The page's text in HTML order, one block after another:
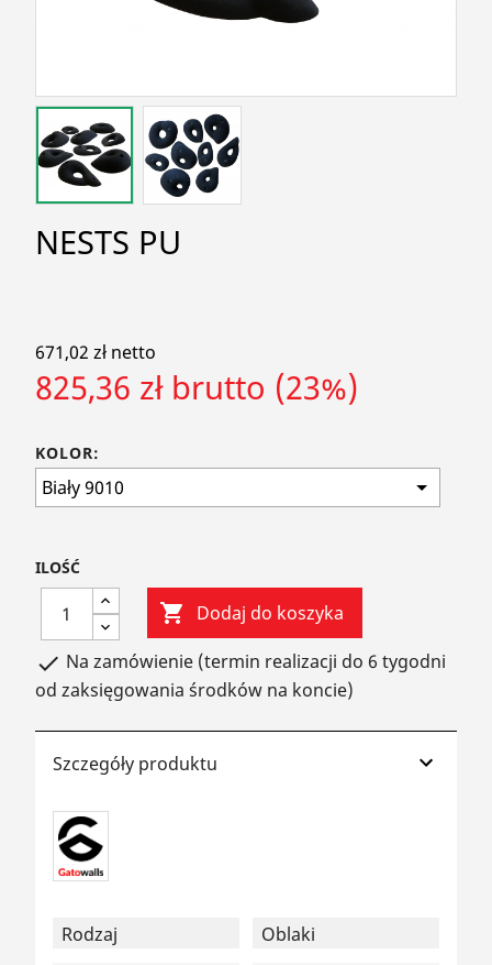
search
NESTS PU
671,02 zł netto
825,36 zł brutto (23%)
KOLOR:
ILOŚĆ
 Dodaj do koszyka
 Na zamówienie (termin realizacji do 6 tygodni
od zaksięgowania środków na koncie)
Szczegóły produktu
Rodzaj
Oblaki